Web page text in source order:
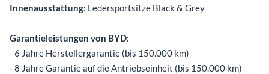
Innenausstattung: Ledersportsitze Black & Grey
Garantieleistungen von BYD:
- 6 Jahre Herstellergarantie (bis 150.000 km)
- 8 Jahre Garantie auf die Antriebseinheit (bis 150.000 km)